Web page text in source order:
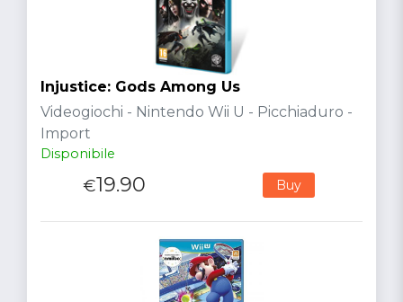
Injustice: Gods Among Us
Videogiochi - Nintendo Wii U - Picchiaduro -
Import
Disponibile
€19.90 Buy